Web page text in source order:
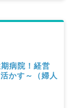
病院！経営
かす～（婦人